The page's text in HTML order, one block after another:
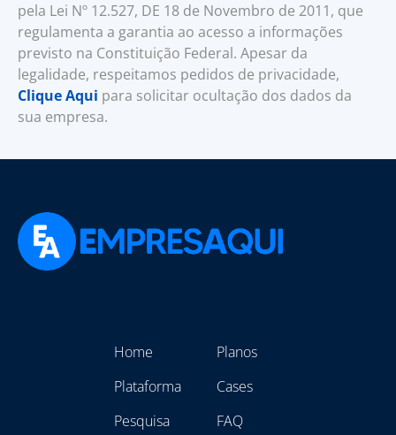
pela Lei Nº 12.527, DE 18 de Novembro de 2011, que
regulamenta a garantia ao acesso a informações
previsto na Constituição Federal. Apesar da
legalidade, respeitamos pedidos de privacidade,
Clique Aqui para solicitar ocultação dos dados da
sua empresa.
Home
Plataforma
Pesquisa
Planos
Cases
FAQ